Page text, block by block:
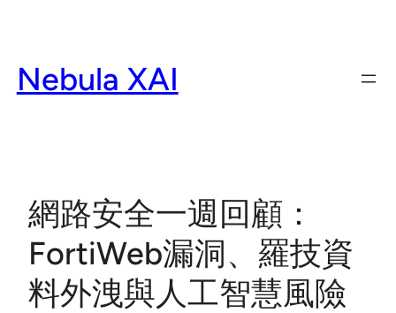
content
Nebula XAI
網路安全一週回顧：
FortiWeb漏洞、羅技資
料外洩與人工智慧風險